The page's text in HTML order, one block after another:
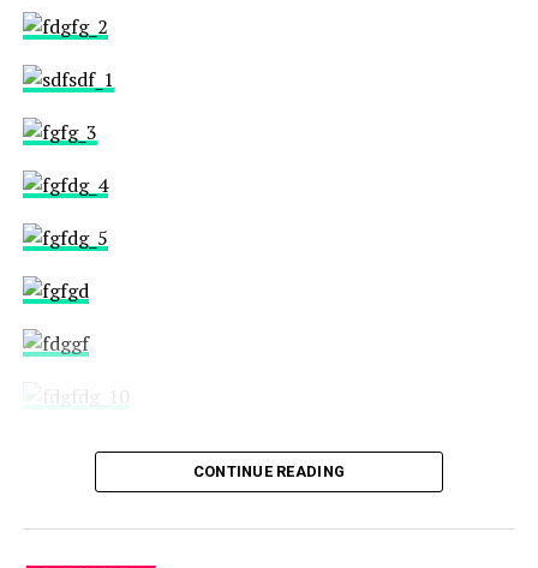
CONTINUE READING